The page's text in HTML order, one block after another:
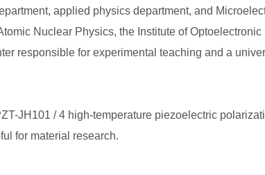
applied physics department, and
Nuclear Physics, the Institute of
responsible for experimental teaching and a
JH101 / 4 high-temperature piezoelectric
for material research.